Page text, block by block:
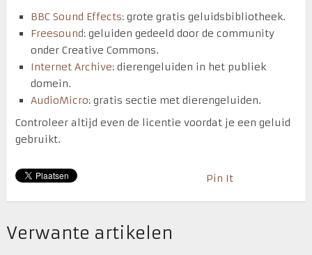
BBC Sound Effects: grote gratis geluidsbibliotheek.
Freesound: geluiden gedeeld door de community
onder Creative Commons.
Internet Archive: dierengeluiden in het publiek
domein.
AudioMicro: gratis sectie met dierengeluiden.
Controleer altijd even de licentie voordat je een geluid
gebruikt.
Pin It
Verwante artikelen